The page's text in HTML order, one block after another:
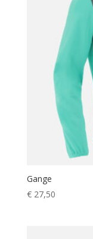
Gange
€27,50